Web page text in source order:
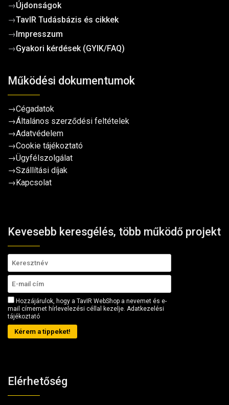
→Újdonságok
→TavIR Tudásbázis és cikkek
→ Impresszum
→Gyakori kérdések (GYIK/FAQ)
Működési dokumentumok
→Cégadatok
→Általános szerződési feltételek
→Adatvédelem
→Cookie tájékoztató
→Ügyfélszolgálat
→Szállítási díjak
→ Kapcsolat
Kevesebb keresgélés, több működő projekt
Hozzájárulok, hogy a TavIR WebShop a nevemet és e-
mail címemet hírlevelezési céllal kezelje. Adatkezelési
tájékoztató
Kérem a tippeket!
Elérhetőség